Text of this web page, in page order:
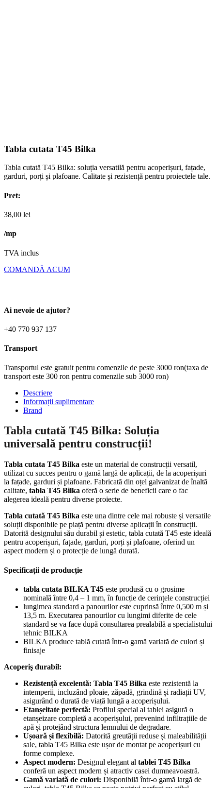
Tabla cutata T45 Bilka
Tabla cutată T45 Bilka: soluția versatilă pentru acoperișuri, fațade,
garduri, porți și plafoane. Calitate și rezistență pentru proiectele tale.
Pret:
38,00 lei
/mp
TVA inclus
COMANDĂ ACUM
Ai nevoie de ajutor?
+40 770 937 137
Transport
Transportul este gratuit pentru comenzile de peste 3000 ron(taxa de
transport este 300 ron pentru comenzile sub 3000 ron)
Descriere
Informații suplimentare
Brand
Tabla cutată T45 Bilka: Soluția
universală pentru construcții!
Tabla cutata T45 Bilka este un material de construcții versatil,
utilizat cu succes pentru o gamă largă de aplicații, de la acoperișuri
la fațade, garduri și plafoane. Fabricată din oțel galvanizat de înaltă
calitate, tabla T45 Bilka oferă o serie de beneficii care o fac
alegerea ideală pentru diverse proiecte.
Tabla cutată T45 Bilka este una dintre cele mai robuste și versatile
soluții disponibile pe piață pentru diverse aplicații în construcții.
Datorită designului său durabil și estetic, tabla cutată T45 este ideală
pentru acoperișuri, fațade, garduri, porți și plafoane, oferind un
aspect modern și o protecție de lungă durată.
Specificații de producție
tabla cutata BILKA T45 este produsă cu o grosime
nominală între 0,4 – 1 mm, în funcție de cerințele construcției
lungimea standard a panourilor este cuprinsă între 0,500 m și
13,5 m. Executarea panourilor cu lungimi diferite de cele
standard se va face după consultarea prealabilă a specialistului
tehnic BILKA
BILKA produce tablă cutată într-o gamă variată de culori și
finisaje
Acoperiş durabil:
Rezistență excelentă: Tabla T45 Bilka este rezistentă la
intemperii, incluzând ploaie, zăpadă, grindină și radiații UV,
asigurând o durată de viață lungă a acoperișului.
Etanșeitate perfectă: Profilul special al tablei asigură o
etanșeizare completă a acoperișului, prevenind infiltrațiile de
apă și protejând structura lemnului de degradare.
Ușoară și flexibilă: Datorită greutății reduse și maleabilității
sale, tabla T45 Bilka este ușor de montat pe acoperișuri cu
forme complexe.
Aspect modern: Designul elegant al tablei T45 Bilka
conferă un aspect modern și atractiv casei dumneavoastră.
Gamă variată de culori: Disponibilă într-o gamă largă de